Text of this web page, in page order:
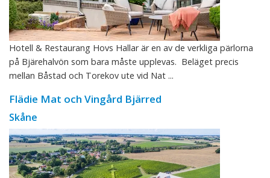
Hotell & Restaurang Hovs Hallar är en av de verkliga pärlorna
på Bjärehalvön som bara måste upplevas. Beläget precis
mellan Båstad och Torekov ute vid Nat ...
Flädie Mat och Vingård Bjärred
Skåne